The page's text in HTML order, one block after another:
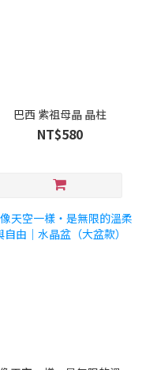
巴西 紫祖母晶 晶柱
NT$580